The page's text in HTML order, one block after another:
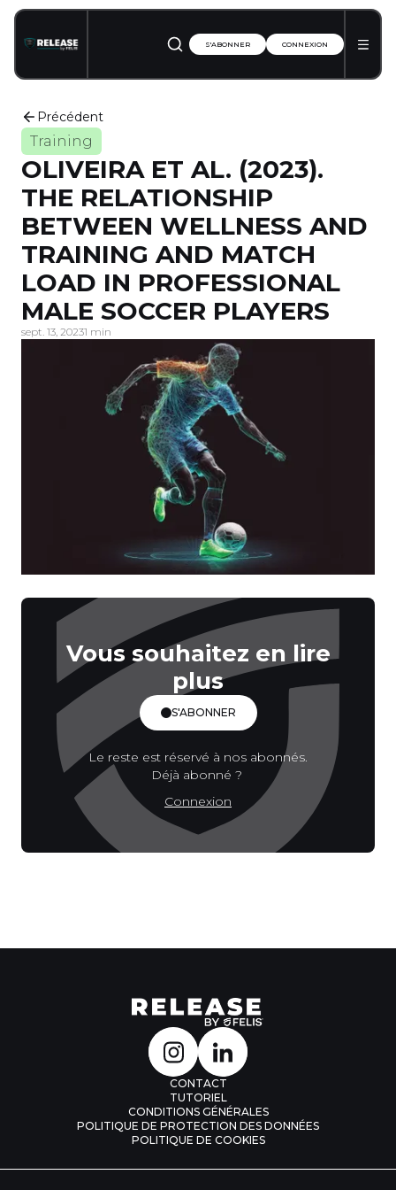
S'ABONNER CONNEXION
Précédent
Training
OLIVEIRA ET AL. (2023).
THE RELATIONSHIP
BETWEEN WELLNESS AND
TRAINING AND MATCH
LOAD IN PROFESSIONAL
MALE SOCCER PLAYERS
sept. 13, 20231 min
Vous souhaitez en lire
plus
S'ABONNER
Le reste est réservé à nos abonnés.
Déjà abonné ?
Connexion
CONTACT
TUTORIEL
CONDITIONS GÉNÉRALES
POLITIQUE DE PROTECTION DES DONNÉES
POLITIQUE DE COOKIES